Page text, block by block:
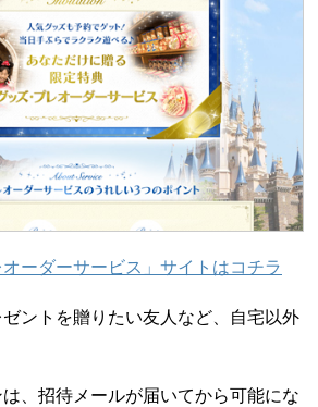
オーダーサービス」サイトはコチラ
ントを贈りたい友人など、自宅以外
、招待メールが届いてから可能にな